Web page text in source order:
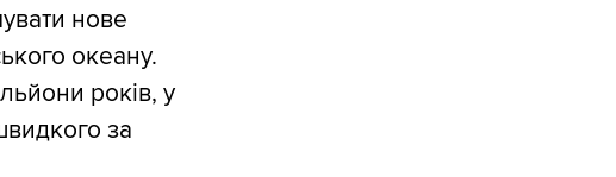
нове
океану.
років, у
за